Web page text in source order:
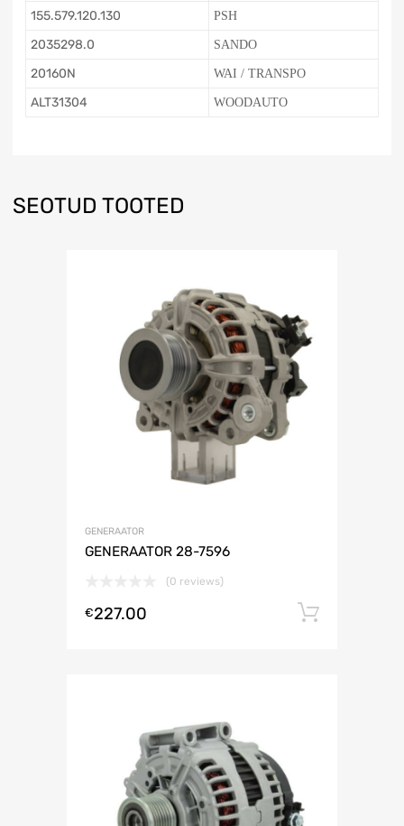
155.579.120.130 PSH
2035298.0 SANDO
20160N WAI / TRANSPO
ALT31304 WOODAUTO
SEOTUD TOOTED
GENERAATOR
GENERAATOR 28-7596
(0 reviews)
€227.00